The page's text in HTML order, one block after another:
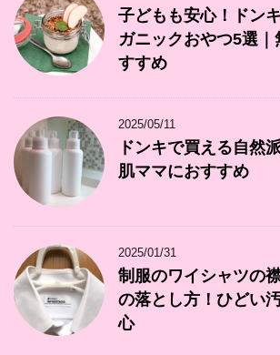
子どもも安心！ドン
ガニックおやつ5選
すすめ
2025/05/11
ドンキで買える自然
肌ママにおすすめ
2025/01/31
制服のワイシャツの
の落とし方！ひどい
心